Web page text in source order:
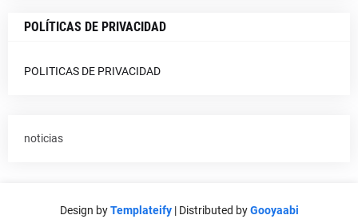
POLÍTICAS DE PRIVACIDAD
POLITICAS DE PRIVACIDAD
noticias
Design byTemplateify| Distributed byGooyaabi